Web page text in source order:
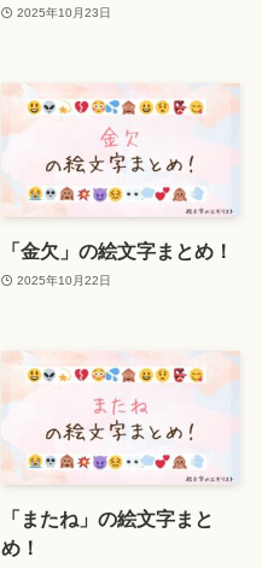
2025年10月23日
「金欠」の絵文字まとめ！
2025年10月22日
「またね」の絵文字まと
め！